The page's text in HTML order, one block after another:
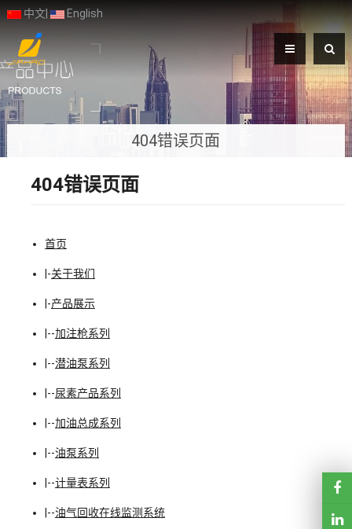
中文| English
404错误页面
404错误页面
首页
|-关于我们
|-产品展示
|--加注枪系列
|--潜油泵系列
|--尿素产品系列
|--加油总成系列
|--油泵系列
|--计量表系列
|--油气回收在线监测系统